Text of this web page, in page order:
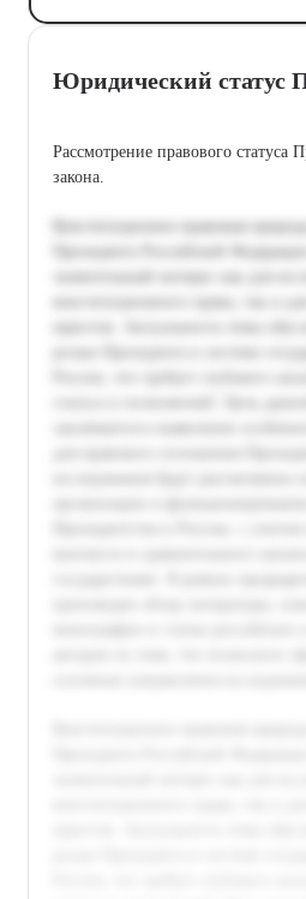
Юридический статус
Рассмотрение правового статуса
закона.